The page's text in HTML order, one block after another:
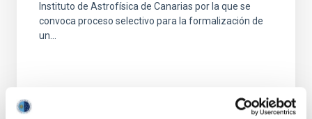
Instituto de Astrofísica de Canarias por la que se
convoca proceso selectivo para la formalización de
un...